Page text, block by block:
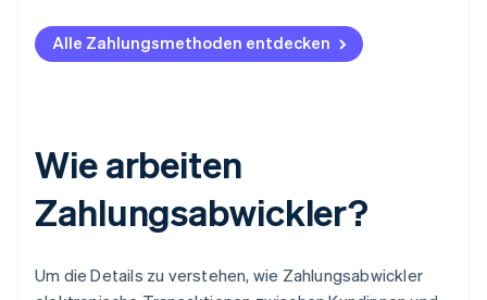
Alle Zahlungsmethoden entdecken
Wie arbeiten
Zahlungsabwickler?
Um die Details zu verstehen, wie Zahlungsabwickler